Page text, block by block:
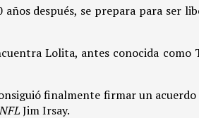
después, se prepara para ser
Lolita, antes conocida como
finalmente firmar un
Jim Irsay.